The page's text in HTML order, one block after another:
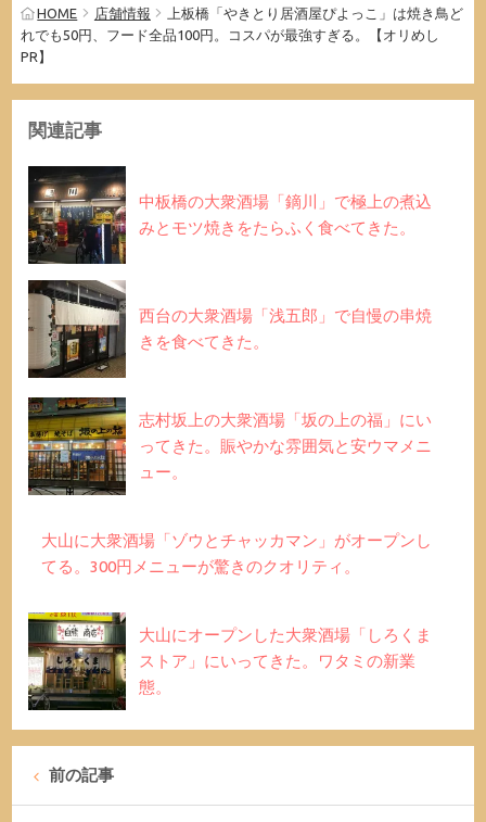
HOME 店舗情報
上板橋「やきとり居酒屋ぴよっこ」は焼き鳥ど
れでも50円、フード全品100円。コスパが最強すぎる。【オリめし
PR】
関連記事
中板橋の大衆酒場「鏑川」で極上の煮込
みとモツ焼きをたらふく食べてきた。
西台の大衆酒場「浅五郎」で自慢の串焼
きを食べてきた。
志村坂上の大衆酒場「坂の上の福」にい
ってきた。賑やかな雰囲気と安ウマメニ
ュー。
大山に大衆酒場「ゾウとチャッカマン」がオープンし
てる。300円メニューが驚きのクオリティ。
大山にオープンした大衆酒場「しろくま
ストア」にいってきた。ワタミの新業
態。
前の記事